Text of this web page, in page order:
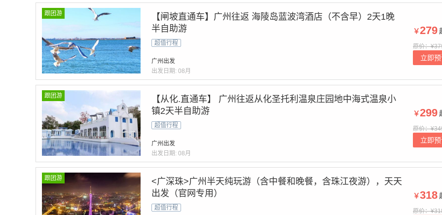
跟团游
【闸坡直通车】广州往返 海陵岛蓝波湾酒店（不含早）2天1晚
半自助游
超值行程
广州出发
出发日期: 08月
￥279
原价：
立即
跟团游
【从化.直通车】 广州往返从化圣托利温泉庄园地中海式温泉小
镇2天半自助游
超值行程
广州出发
出发日期: 08月
￥299
原价：
立即
跟团游
<广深珠>广州半天纯玩游（含中餐和晚餐，含珠江夜游），天天
出发（官网专用）
超值行程
￥318
原价：